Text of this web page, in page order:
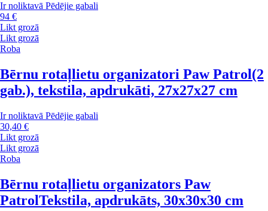
Ir noliktavā Pēdējie gabali
94 €
Likt grozā
Likt grozā
Roba
Bērnu rotaļlietu organizatori Paw Patrol(2
gab.), tekstila, apdrukāti, 27x27x27 cm
Ir noliktavā Pēdējie gabali
30,40 €
Likt grozā
Likt grozā
Roba
Bērnu rotaļlietu organizators Paw
PatrolTekstila, apdrukāts, 30x30x30 cm